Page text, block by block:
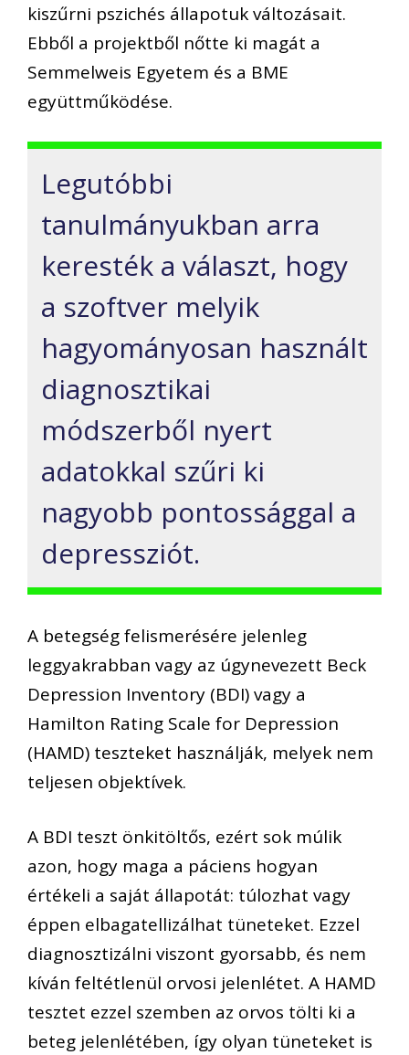
kiszűrni pszichés állapotuk változásait.
Ebből a projektből nőtte ki magát a
Semmelweis Egyetem és a BME
együttműködése.
Legutóbbi
tanulmányukban arra
keresték a választ, hogy
a szoftver melyik
hagyományosan használt
diagnosztikai
módszerből nyert
adatokkal szűri ki
nagyobb pontossággal a
depressziót.
A betegség felismerésére jelenleg
leggyakrabban vagy az úgynevezett Beck
Depression Inventory (BDI) vagy a
Hamilton Rating Scale for Depression
(HAMD) teszteket használják, melyek nem
teljesen objektívek.
A BDI teszt önkitöltős, ezért sok múlik
azon, hogy maga a páciens hogyan
értékeli a saját állapotát: túlozhat vagy
éppen elbagatellizálhat tüneteket. Ezzel
diagnosztizálni viszont gyorsabb, és nem
kíván feltétlenül orvosi jelenlétet. A HAMD
tesztet ezzel szemben az orvos tölti ki a
beteg jelenlétében, így olyan tüneteket is